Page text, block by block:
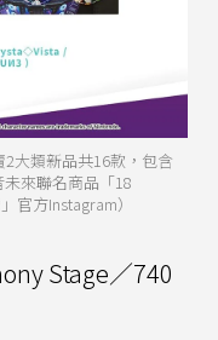
大類新品共16款，包含
來聯名商品「18
官方Instagram）
Stage／740